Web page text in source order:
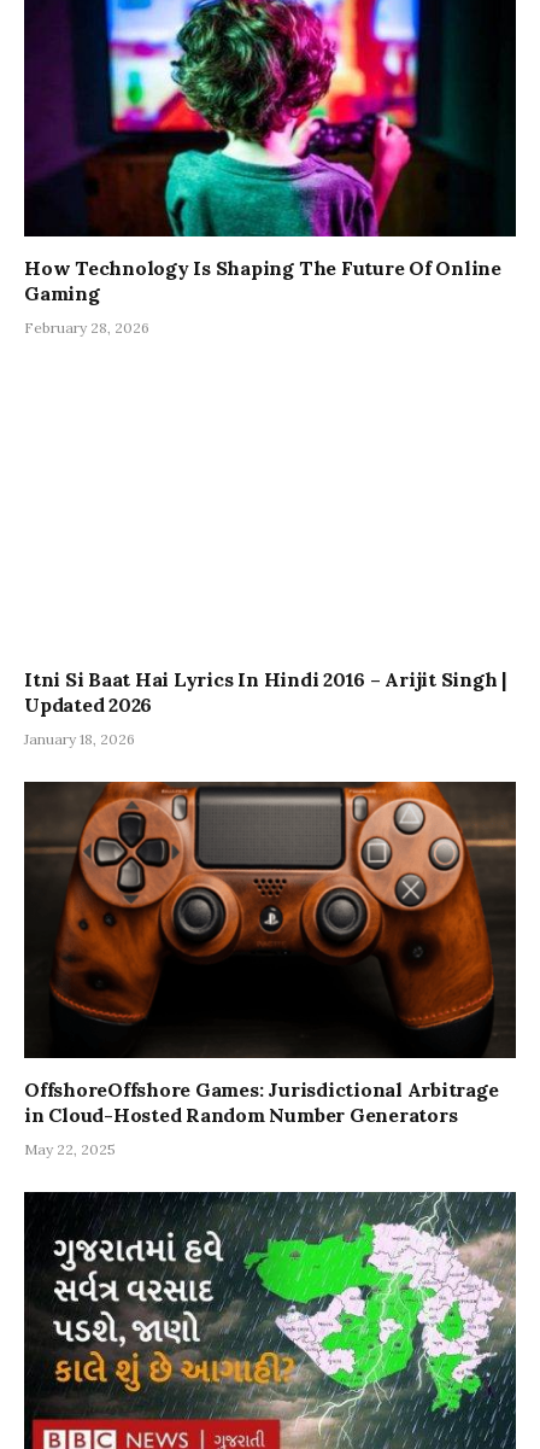
How Technology Is Shaping The Future Of Online
Gaming
February 28, 2026
Itni Si Baat Hai Lyrics In Hindi 2016 – Arijit Singh |
Updated 2026
January 18, 2026
OffshoreOffshore Games: Jurisdictional Arbitrage
in Cloud-Hosted Random Number Generators
May 22, 2025